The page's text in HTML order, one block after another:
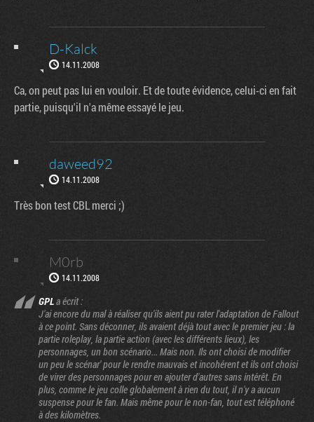
D-Kalck
14.11.2008
Ca, on peut pas lui en vouloir. Et de toute évidence, celui-ci en fait
partie, puisqu'il n'a même essayé le jeu.
daweed92
14.11.2008
Très bon test CBL merci ;)
M0rb
14.11.2008
GPLa écrit :
J'ai encore du mal à réaliser qu'ils aient pu rater l'adaptation de Fallout
à ce point. Sans déconner, ils avaient déjà tout avec le premier jeu : la
partie roleplay, la partie action (avec les différents lieux), les
personnages, un bon scénario... Mais non. Ils ont choisi de modifier
un peu le scénar' pour le rendre mauvais et incohérent et ils ont choisi
de virer des personnages pour en ajouter d'autres sans intérêt. En
plus, comme le jeu colle globalement à rien du tout, il n'y a aucun
suspense pour le fan. Mais même pour le non-fan, tout est téléphoné
à des kilomètres.